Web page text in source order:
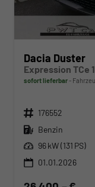
Dacia Duster
sofort lieferbar
Fahrzeugnr. 176552
Kraftstoff Benzin
Leistung 96 kW (131 PS)
01.01.2026